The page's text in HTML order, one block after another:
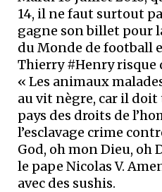
14, il ne faut surtout
gagne son billet pour
du Monde de football
Thierry #Henry risque
« Les animaux
au vit nègre, car il doit
pays des droits de
l’esclavage crime
God, oh mon Dieu, oh
le pape Nicolas V.
avec des sushis.